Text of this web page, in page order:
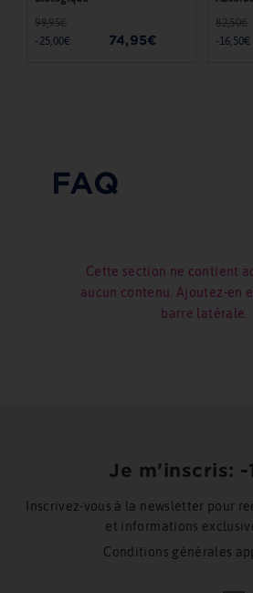
Prix
régulier
99,95€
Prix
réduit
-25,00€ 74,95€
Prix
82,50€
Prix
réduit
-16,50€
FAQ
Cette section ne contient
aucun contenu. Ajoutez-en
barre latérale.
Je m'inscris: -
Inscrivez-vous à la newsletter pour
et informations
Conditions générales